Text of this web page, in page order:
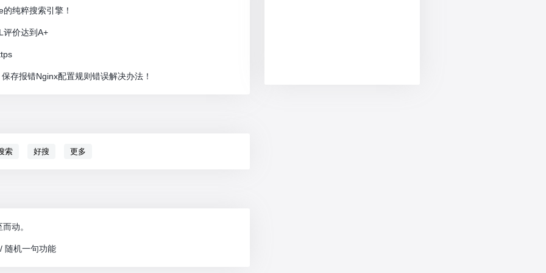
纯粹搜索引擎！
评价达到A+
存报错Nginx配置规则错误解决办法！
索 好搜 更多
动。
随机一句功能